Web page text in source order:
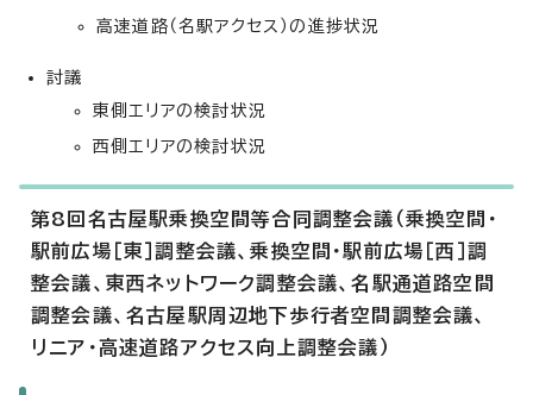
高速道路（名駅アクセス）の進捗状況
討議
東側エリアの検討状況
西側エリアの検討状況
第8回名古屋駅乗換空間等合同調整会議（乗換空間・
駅前広場［東］調整会議、乗換空間・駅前広場［西］調
整会議、東西ネットワーク調整会議、名駅通道路空間
調整会議、名古屋駅周辺地下歩行者空間調整会議、
リニア・高速道路アクセス向上調整会議）